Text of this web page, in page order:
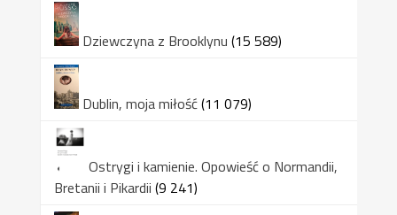
Dziewczyna z Brooklynu (15 589)
Dublin, moja miłość(11 079)
Ostrygi i kamienie. Opowieść o Normandii,
Bretanii i Pikardii (9 241)